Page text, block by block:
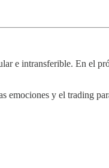
e intransferible. En el
emociones y el trading